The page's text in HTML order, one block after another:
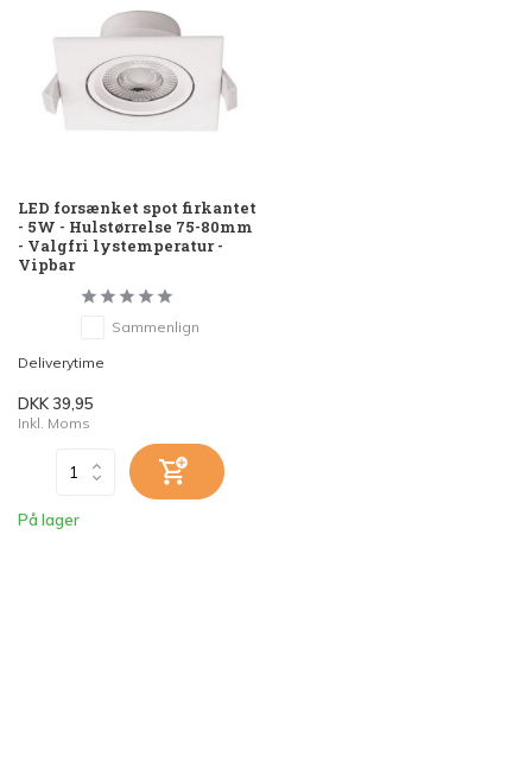
LED forsænket spot firkantet
- 5W - Hulstørrelse 75-80mm
- Valgfri lystemperatur -
Vipbar
Sammenlign
Deliverytime
DKK 39,95
Inkl. Moms
På lager